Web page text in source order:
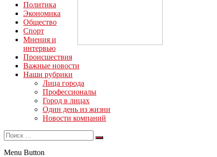
Политика
Экономика
Общество
Спорт
Мнения и
интервью
Происшествия
Важные новости
Наши рубрики
Лица города
Профессионалы
Город в лицах
Один день из жизни
Новости компаний
Menu Button